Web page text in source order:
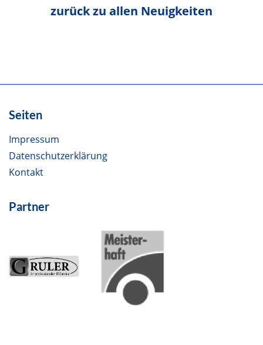
zurück zu allen Neuigkeiten
Seiten
Impressum
Datenschutzerklärung
Kontakt
Partner